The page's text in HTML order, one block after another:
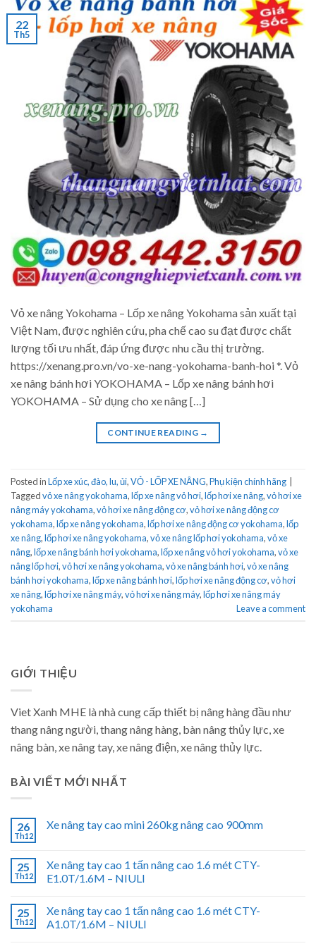
22
Th5
Vỏ xe nâng Yokohama – Lốp xe nâng Yokohama sản xuất tại
Việt Nam, được nghiên cứu, pha chế cao su đạt được chất
lượng tối ưu nhất, đáp ứng được nhu cầu thị trường.
https://xenang.pro.vn/vo-xe-nang-yokohama-banh-hoi *. Vỏ
xe nâng bánh hơi YOKOHAMA – Lốp xe nâng bánh hơi
YOKOHAMA – Sử dụng cho xe nâng […]
CONTINUE READING →
Posted inLốp xe xúc, đào, lu, ủi,VỎ - LỐP XE NÂNG,Phụ kiện chính hãng
Taggedvỏ xe nâng yokohama,lốp xe nâng vỏ hơi,lốp hơi xe nâng,vỏ hơi xe
nâng máy yokohama,vỏ hơi xe nâng động cơ,vỏ hơi xe nâng động cơ
yokohama,lốp xe nâng yokohama,lốp hơi xe nâng động cơ yokohama,lốp
xe nâng,lốp hơi xe nâng yokohama,vỏ xe nâng lốp hơi yokohama,vỏ xe
nâng,lốp xe nâng bánh hơi yokohama,lốp xe nâng vỏ hơi yokohama,vỏ xe
nâng lốp hơi,vỏ hơi xe nâng yokohama,vỏ xe nâng bánh hơi,vỏ xe nâng
bánh hơi yokohama,lốp xe nâng bánh hơi,lốp hơi xe nâng động cơ,vỏ hơi
xe nâng,lốp hơi xe nâng máy,vỏ hơi xe nâng máy,lốp hơi xe nâng máy
yokohama
Leave a comment
GIỚI THIỆU
Viet Xanh MHE là nhà cung cấp thiết bị nâng hàng đầu như
thang nâng người, thang nâng hàng, bàn nâng thủy lực, xe
nâng bàn, xe nâng tay, xe nâng điện, xe nâng thủy lực.
BÀI VIẾT MỚI NHẤT
26
Th12
Xe nâng tay cao mini 260kg nâng cao 900mm
25
Th12
Xe nâng tay cao 1 tấn nâng cao 1.6 mét CTY-
E1.0T/1.6M – NIULI
25
Th12
Xe nâng tay cao 1 tấn nâng cao 1.6 mét CTY-
A1.0T/1.6M – NIULI